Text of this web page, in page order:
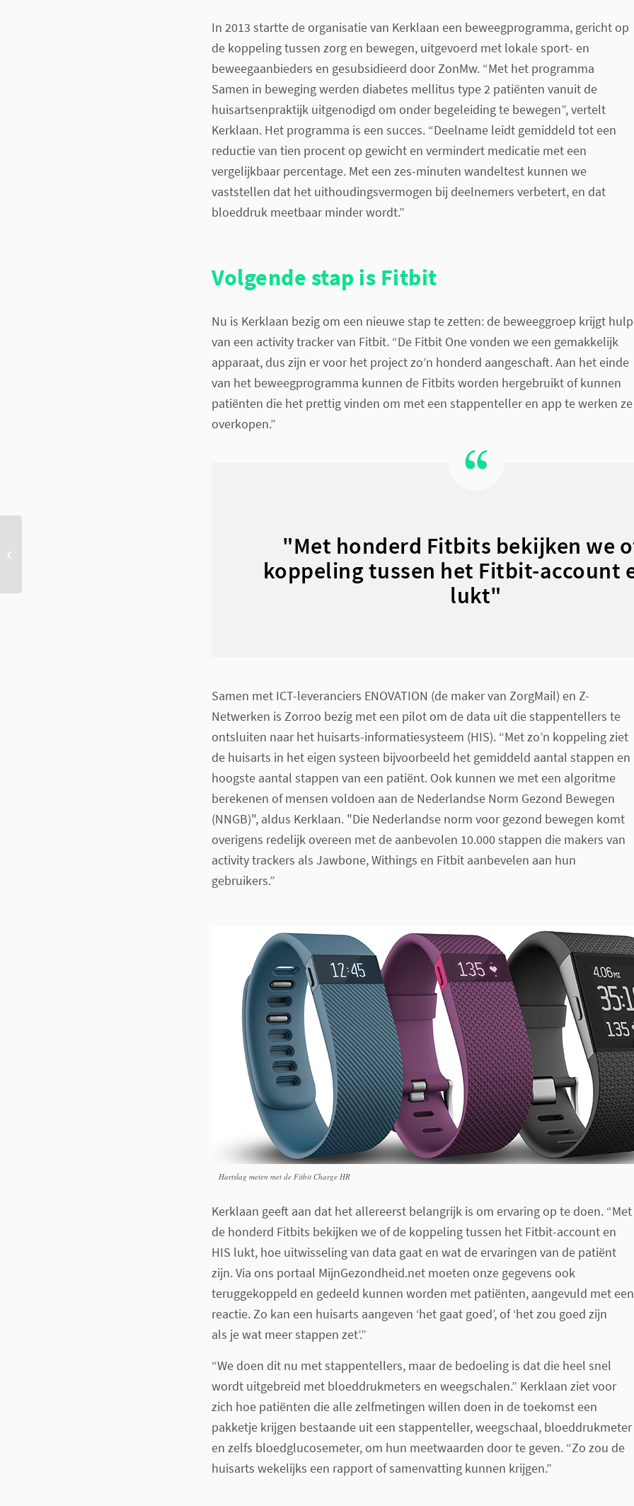
In 2013 startte de organisatie van Kerklaan een beweegprogramma, gericht op
de koppeling tussen zorg en bewegen, uitgevoerd met lokale sport- en
beweegaanbieders en gesubsidieerd door ZonMw. “Met het programma
Samen in beweging werden diabetes mellitus type 2 patiënten vanuit de
huisartsenpraktijk uitgenodigd om onder begeleiding te bewegen”, vertelt
Kerklaan. Het programma is een succes. “Deelname leidt gemiddeld tot een
reductie van tien procent op gewicht en vermindert medicatie met een
vergelijkbaar percentage. Met een zes-minuten wandeltest kunnen we
vaststellen dat het uithoudingsvermogen bij deelnemers verbetert, en dat
bloeddruk meetbaar minder wordt.”
Volgende stap is Fitbit
Nu is Kerklaan bezig om een nieuwe stap te zetten: de beweeggroep krijgt hulp
van een activity tracker van Fitbit. “De Fitbit One vonden we een gemakkelijk
apparaat, dus zijn er voor het project zo’n honderd aangeschaft. Aan het einde
van het beweegprogramma kunnen de Fitbits worden hergebruikt of kunnen
patiënten die het prettig vinden om met een stappenteller en app te werken ze
overkopen.”
"Met honderd Fitbits bekijken we
koppeling tussen het Fitbit-account
lukt"
Samen met ICT-leveranciers ENOVATION (de maker van ZorgMail) en Z-
Netwerken is Zorroo bezig met een pilot om de data uit die stappentellers te
ontsluiten naar het huisarts-informatiesysteem (HIS). “Met zo’n koppeling ziet
de huisarts in het eigen systeen bijvoorbeeld het gemiddeld aantal stappen en
hoogste aantal stappen van een patiënt. Ook kunnen we met een algoritme
berekenen of mensen voldoen aan de Nederlandse Norm Gezond Bewegen
(NNGB)", aldus Kerklaan. "Die Nederlandse norm voor gezond bewegen komt
overigens redelijk overeen met de aanbevolen 10.000 stappen die makers van
activity trackers als Jawbone, Withings en Fitbit aanbevelen aan hun
gebruikers.”
Hartslag meten met de Fitbit Charge HR
Kerklaan geeft aan dat het allereerst belangrijk is om ervaring op te doen. “Met
de honderd Fitbits bekijken we of de koppeling tussen het Fitbit-account en
HIS lukt, hoe uitwisseling van data gaat en wat de ervaringen van de patiënt
zijn. Via ons portaal MijnGezondheid.net moeten onze gegevens ook
teruggekoppeld en gedeeld kunnen worden met patiënten, aangevuld met een
reactie. Zo kan een huisarts aangeven ‘het gaat goed’, of ‘het zou goed zijn
als je wat meer stappen zet’.”
“We doen dit nu met stappentellers, maar de bedoeling is dat die heel snel
wordt uitgebreid met bloeddrukmeters en weegschalen.” Kerklaan ziet voor
zich hoe patiënten die alle zelfmetingen willen doen in de toekomst een
pakketje krijgen bestaande uit een stappenteller, weegschaal, bloeddrukmeter
en zelfs bloedglucosemeter, om hun meetwaarden door te geven. “Zo zou de
huisarts wekelijks een rapport of samenvatting kunnen krijgen.”